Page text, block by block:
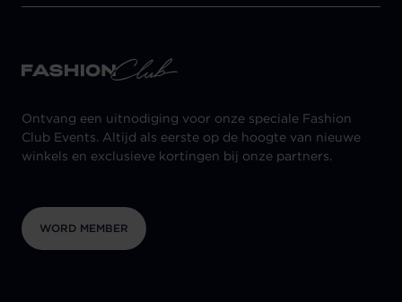
Ontvang een uitnodiging voor onze speciale Fashion
Club Events. Altijd als eerste op de hoogte van nieuwe
winkels en exclusieve kortingen bij onze partners.
WORD MEMBER